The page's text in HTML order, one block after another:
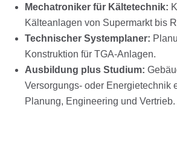
Mechatroniker für Kältetechnik:
Kälteanlagen von Supermarkt bis
Technischer Systemplaner:
Konstruktion für TGA-Anlagen.
Ausbildung plus Studium:
Versorgungs- oder Energietechnik
Planung, Engineering und Vertrieb.